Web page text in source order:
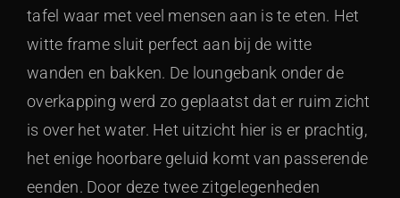
tafel waar met veel mensen aan is te eten. Het
witte frame sluit perfect aan bij de witte
wanden en bakken. De loungebank onder de
overkapping werd zo geplaatst dat er ruim zicht
is over het water. Het uitzicht hier is er prachtig,
het enige hoorbare geluid komt van passerende
eenden. Door deze twee zitgelegenheden